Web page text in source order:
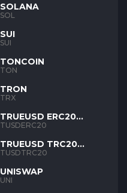
SOLANA
SOL
SUI
SUI
TONCOIN
TON
TRON
TRX
TRUEUSD ERC20
TUSD
TUSDERC20
TRUEUSD TRC20
TUSD
TUSDTRC20
UNISWAP
UNI